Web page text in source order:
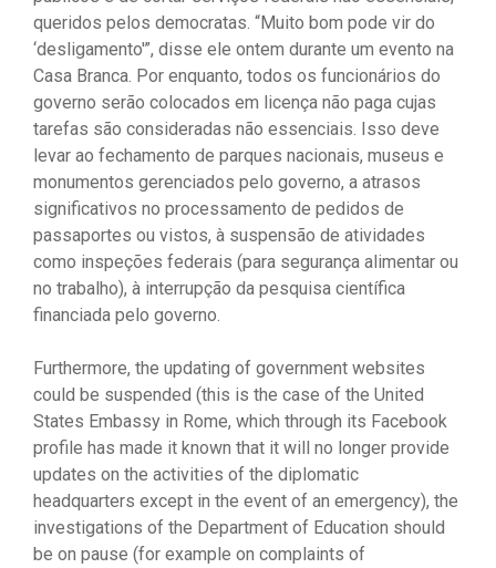
queridos pelos democratas. “Muito bom pode vir do
‘desligamento'”, disse ele ontem durante um evento na
Casa Branca. Por enquanto, todos os funcionários do
governo serão colocados em licença não paga cujas
tarefas são consideradas não essenciais. Isso deve
levar ao fechamento de parques nacionais, museus e
monumentos gerenciados pelo governo, a atrasos
significativos no processamento de pedidos de
passaportes ou vistos, à suspensão de atividades
como inspeções federais (para segurança alimentar ou
no trabalho), à interrupção da pesquisa científica
financiada pelo governo.
Furthermore, the updating of government websites
could be suspended (this is the case of the United
States Embassy in Rome, which through its Facebook
profile has made it known that it will no longer provide
updates on the activities of the diplomatic
headquarters except in the event of an emergency), the
investigations of the Department of Education should
be on pause (for example on complaints of